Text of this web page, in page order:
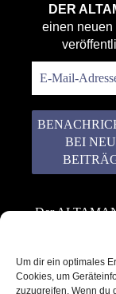
Um dir ein optimales
Cookies, um
zuzugreifen. Wenn du
DER
einen neuen
Der
keinen
weiter.
unserer